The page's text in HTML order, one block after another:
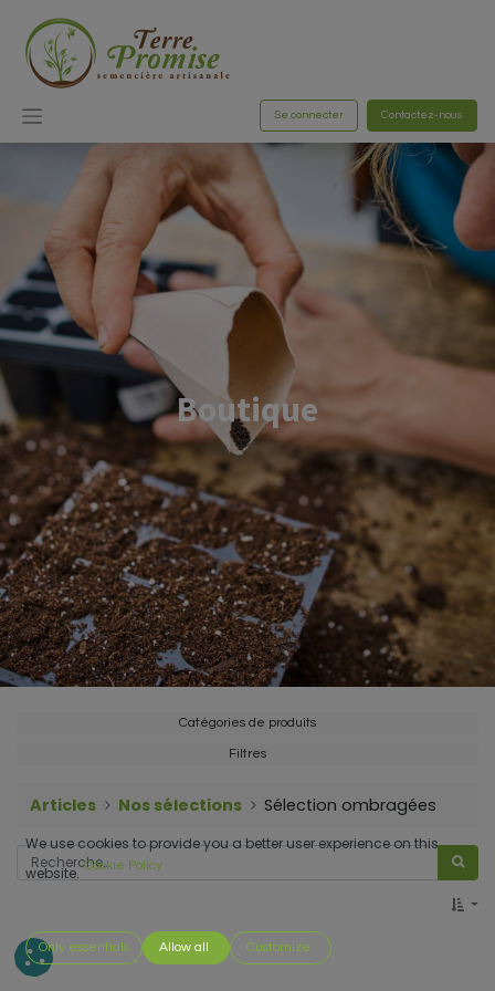
Se connecter Contactez-nous
Boutique
Catégories de produits
Filtres
Articles Nos sélections Sélection ombragées
We use cookies to provide you a better user experience on this
website. Cookie Policy
Only essentials Allow all Customize